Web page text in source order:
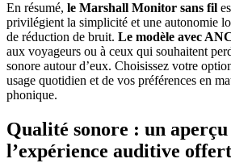
En résumé, le Marshall Monitor sans fil
privilégient la simplicité et une autonomie
de réduction de bruit. Le modèle avec
aux voyageurs ou à ceux qui souhaitent
sonore autour d’eux. Choisissez votre
usage quotidien et de vos préférences en
phonique.
Qualité sonore : un aperçu
l’expérience auditive